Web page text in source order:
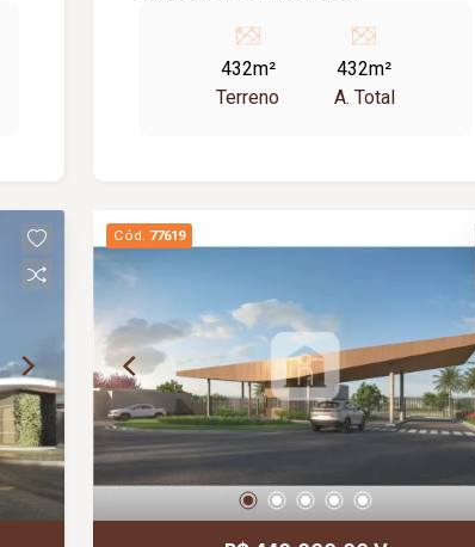
432m²
Terreno
432m²
A. Total
Cód. 77619